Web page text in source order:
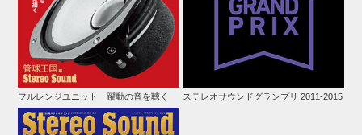
フルレンジユニット 躍動の音を聴く ステレオサウンドグランプリ 2011-2015